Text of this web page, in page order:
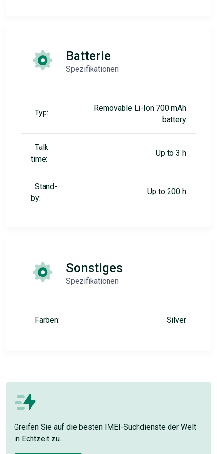
Batterie
Spezifikationen
Typ:
Removable Li-Ion 700 mAh
battery
Talk
time:
Up to 3 h
Stand-
by:
Up to 200 h
Sonstiges
Spezifikationen
Farben: Silver
Greifen Sie auf die besten IMEI-Suchdienste der Welt
in Echtzeit zu.